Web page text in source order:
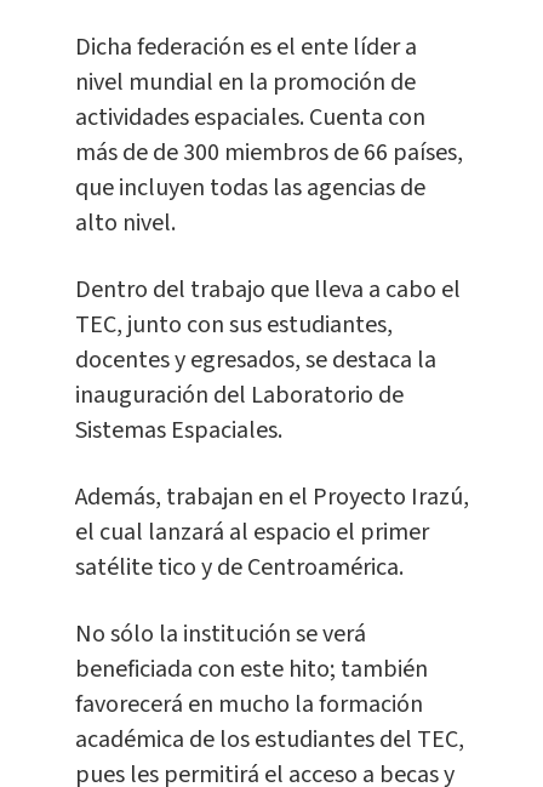
Dicha federación es el ente líder a
nivel mundial en la promoción de
actividades espaciales. Cuenta con
más de de 300 miembros de 66 países,
que incluyen todas las agencias de
alto nivel.
Dentro del trabajo que lleva a cabo el
TEC, junto con sus estudiantes,
docentes y egresados, se destaca la
inauguración del Laboratorio de
Sistemas Espaciales.
Además, trabajan en el Proyecto Irazú,
el cual lanzará al espacio el primer
satélite tico y de Centroamérica.
No sólo la institución se verá
beneficiada con este hito; también
favorecerá en mucho la formación
académica de los estudiantes del TEC,
pues les permitirá el acceso a becas y